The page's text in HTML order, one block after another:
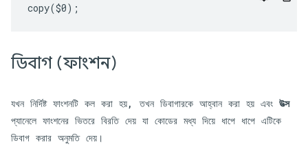
copy($0);
ডিবাগ (ফাংশন)
যখন নির্দিষ্ট ফাংশনটি কল করা হয়, তখন ডিবাগারকে আহ্বান করা হয় এবং উত্স
প্যানেলে ফাংশনের ভিতরে বিরতি দেয় যা কোডের মধ্য দিয়ে ধাপে ধাপে এটিকে
ডিবাগ করার অনুমতি দেয়।